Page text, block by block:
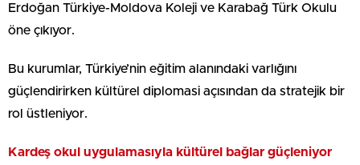
Erdoğan Türkiye-Moldova Koleji ve Karabağ Türk Okulu
öne çıkıyor.
Bu kurumlar, Türkiye’nin eğitim alanındaki varlığını
güçlendirirken kültürel diplomasi açısından da stratejik bir
rol üstleniyor.
Kardeş okul uygulamasıyla kültürel bağlar güçleniyor